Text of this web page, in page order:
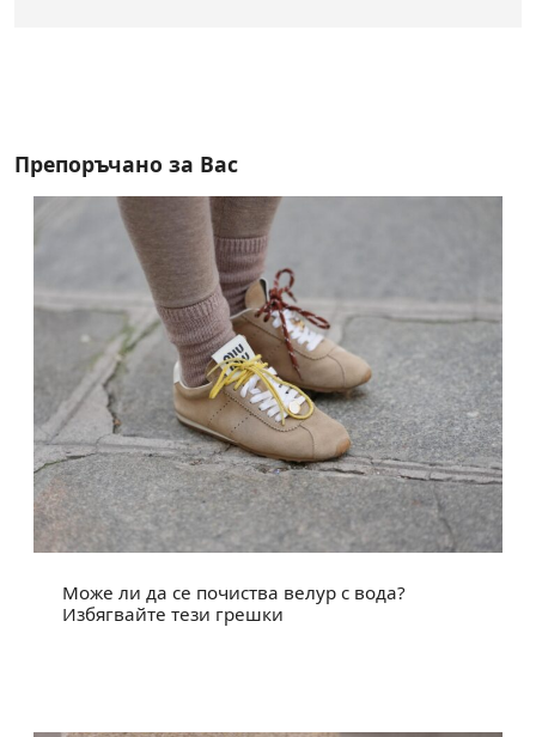
Препоръчано за Вас
Може ли да се почиства велур с вода?
Избягвайте тези грешки